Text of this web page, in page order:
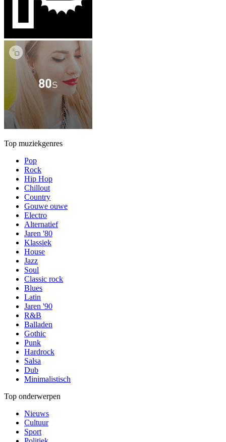
Top muziekgenres
Pop
Rock
Hip Hop
Chillout
Country
Gouwe ouwe
Electro
Alternatief
Jaren '80
Klassiek
House
Jazz
Soul
Classic rock
Blues
Latin
Jaren '90
R&B
Balladen
Gothic
Punk
Hardrock
Salsa
Dub
Minimalistisch
Top onderwerpen
Nieuws
Cultuur
Sport